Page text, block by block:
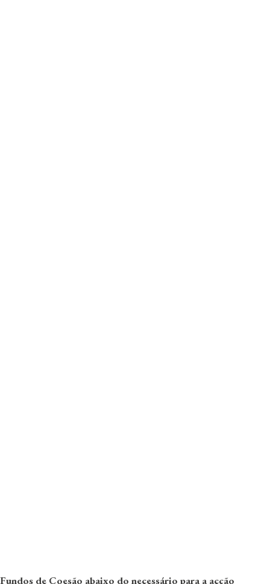
Fundos de Coesão abaixo do necessário para a acção